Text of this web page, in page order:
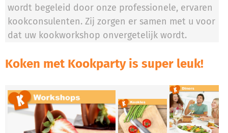
wordt begeleid door onze professionele, ervaren
kookconsulenten. Zij zorgen er samen met u voor
dat uw kookworkshop onvergetelijk wordt.
Koken met Kookparty is super leuk!